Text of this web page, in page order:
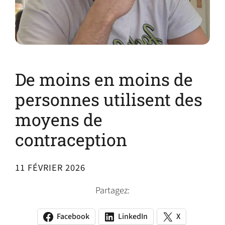
De moins en moins de
personnes utilisent des
moyens de
contraception
11 FÉVRIER 2026
Partagez:
Facebook
(opens
LinkedIn
(opens
X
(opens